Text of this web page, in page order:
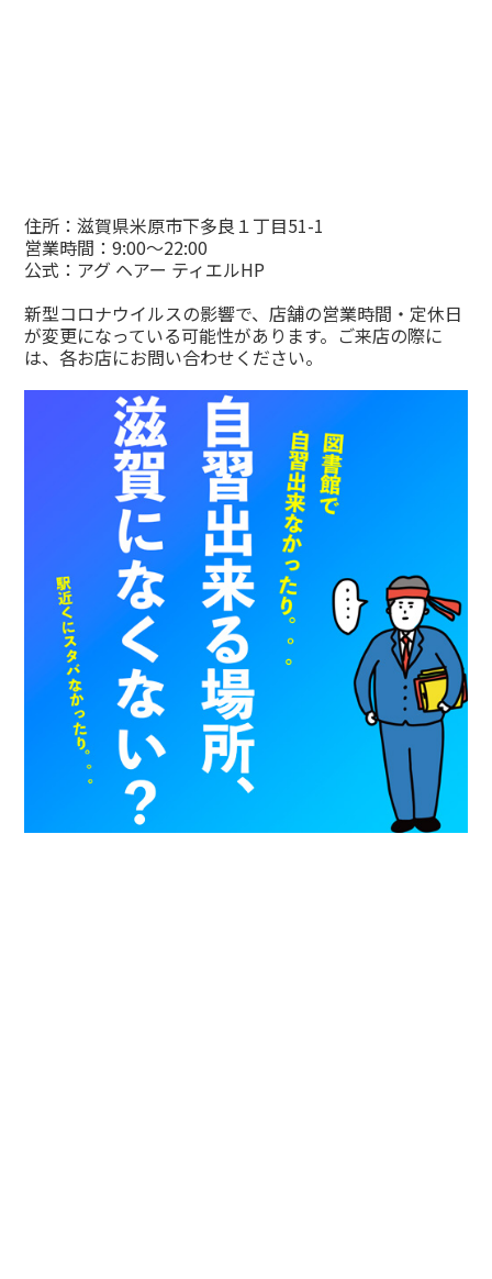
住所：滋賀県米原市下多良１丁目51-1
営業時間：9:00～22:00
公式： アグ ヘアー ティエルHP
新型コロナウイルスの影響で、店舗の営業時間・定休日
が変更になっている可能性があります。ご来店の際に
は、各お店にお問い合わせください。